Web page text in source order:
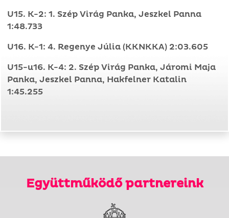
U15. K-2: 1. Szép Virág Panka, Jeszkel Panna
1:48.733
U16. K-1: 4. Regenye Júlia (KKNKKA) 2:03.605
U15-u16. K-4: 2. Szép Virág Panka, Járomi Maja
Panka, Jeszkel Panna, Hakfelner Katalin
1:45.255
Együttműködő partnereink